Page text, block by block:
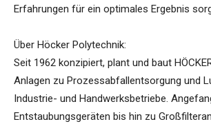
Erfahrungen für ein optimales Ergebnis
Über Höcker Polytechnik:
Seit 1962 konzipiert, plant und baut
Anlagen zu Prozessabfallentsorgung und
Industrie- und Handwerksbetriebe.
Entstaubungsgeräten bis hin zu